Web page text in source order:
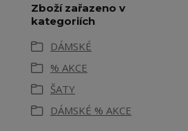
Zboží zařazeno v
kategoriích
DÁMSKÉ
% AKCE
ŠATY
DÁMSKÉ % AKCE